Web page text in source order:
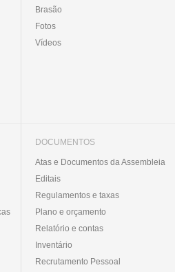
Brasão
Fotos
Vídeos
DOCUMENTOS
Atas e Documentos da Assembleia
Editais
Regulamentos e taxas
Plano e orçamento
Relatório e contas
Inventário
Recrutamento Pessoal